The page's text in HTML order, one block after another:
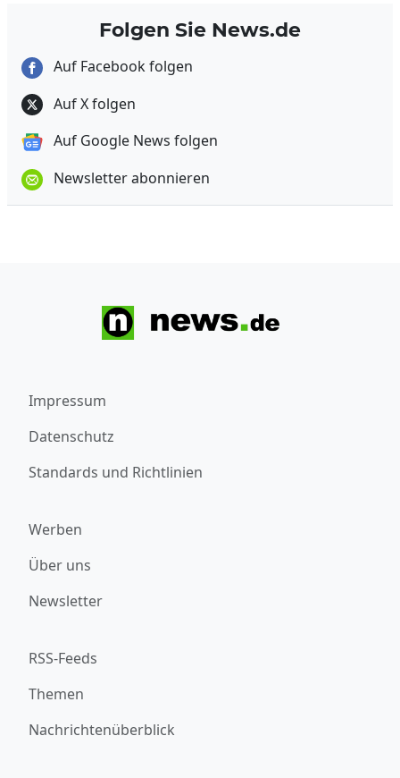
Folgen Sie News.de
Auf Facebook folgen
Auf X folgen
Auf Google News folgen
Newsletter abonnieren
Impressum
Datenschutz
Standards und Richtlinien
Werben
Über uns
Newsletter
RSS-Feeds
Themen
Nachrichtenüberblick